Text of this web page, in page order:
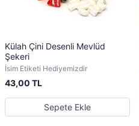
Külah Çini Desenli Mevlüd
Şekeri
İsim Etiketi Hediyemizdir
43,00 TL
Sepete Ekle